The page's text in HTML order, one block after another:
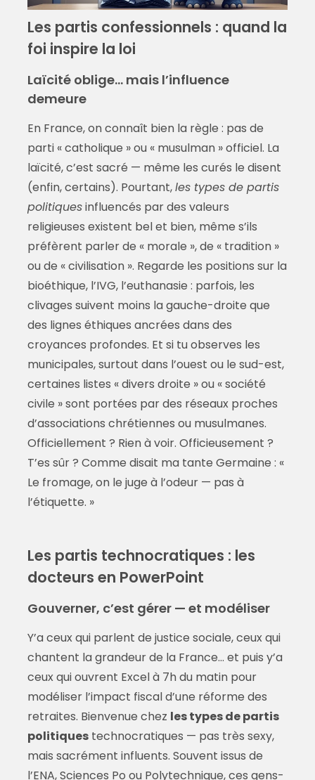
Les partis confessionnels : quand la
foi inspire la loi
Laïcité oblige… mais l’influence
demeure
En France, on connaît bien la règle : pas de
parti « catholique » ou « musulman » officiel. La
laïcité, c’est sacré — même les curés le disent
(enfin, certains). Pourtant,les types de partis
politiquesinfluencés par des valeurs
religieuses existent bel et bien, même s’ils
préfèrent parler de « morale », de « tradition »
ou de « civilisation ». Regarde les positions sur la
bioéthique, l’IVG, l’euthanasie : parfois, les
clivages suivent moins la gauche-droite que
des lignes éthiques ancrées dans des
croyances profondes. Et si tu observes les
municipales, surtout dans l’ouest ou le sud-est,
certaines listes « divers droite » ou « société
civile » sont portées par des réseaux proches
d’associations chrétiennes ou musulmanes.
Officiellement ? Rien à voir. Officieusement ?
T’es sûr ? Comme disait ma tante Germaine : «
Le fromage, on le juge à l’odeur — pas à
l’étiquette. »
Les partis technocratiques : les
docteurs en PowerPoint
Gouverner, c’est gérer — et modéliser
Y’a ceux qui parlent de justice sociale, ceux qui
chantent la grandeur de la France… et puis y’a
ceux qui ouvrent Excel à 7h du matin pour
modéliser l’impact fiscal d’une réforme des
retraites. Bienvenue chez les types de partis
politiquestechnocratiques — pas très sexy,
mais sacrément influents. Souvent issus de
l’ENA, Sciences Po ou Polytechnique, ces gens-